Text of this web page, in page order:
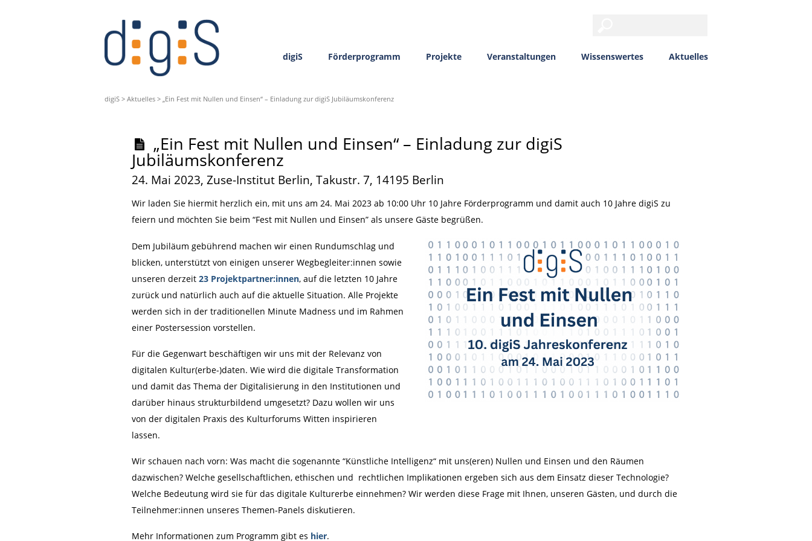
digiS Förderprogramm Projekte Veranstaltungen Wissenswertes Aktuelles
digiS > Aktuelles > „Ein Fest mit Nullen und Einsen“ – Einladung zur digiS Jubiläumskonferenz
„Ein Fest mit Nullen und Einsen“ – Einladung zur digiS
Jubiläumskonferenz
24. Mai 2023, Zuse-Institut Berlin, Takustr. 7, 14195 Berlin
Wir laden Sie hiermit herzlich ein, mit uns am 24. Mai 2023 ab 10:00 Uhr 10 Jahre Förderprogramm und damit auch 10 Jahre digiS zu
feiern und möchten Sie beim “Fest mit Nullen und Einsen” als unsere Gäste begrüßen.
Dem Jubiläum gebührend machen wir einen Rundumschlag und
blicken, unterstützt von einigen unserer Wegbegleiter:innen sowie
unseren derzeit 23Projektpartner:innen, auf die letzten 10 Jahre
zurück und natürlich auch auf die aktuelle Situation. Alle Projekte
werden sich in der traditionellen Minute Madness und im Rahmen
einer Postersession vorstellen.
Für die Gegenwart beschäftigen wir uns mit der Relevanz von
digitalen Kultur(erbe-)daten. Wie wird die digitale Transformation
und damit das Thema der Digitalisierung in den Institutionen und
darüber hinaus strukturbildend umgesetzt? Dazu wollen wir uns
von der digitalen Praxis des Kulturforums Witten inspirieren
lassen.
Wir schauen nach vorn: Was macht die sogenannte “Künstliche Intelligenz“ mit uns(eren) Nullen und Einsen und den Räumen
dazwischen? Welche gesellschaftlichen, ethischen und rechtlichen Implikationen ergeben sich aus dem Einsatz dieser Technologie?
Welche Bedeutung wird sie für das digitale Kulturerbe einnehmen? Wir werden diese Frage mit Ihnen, unseren Gästen, und durch die
Teilnehmer:innen unseres Themen-Panels diskutieren.
Mehr Informationen zum Programm gibt es hier.